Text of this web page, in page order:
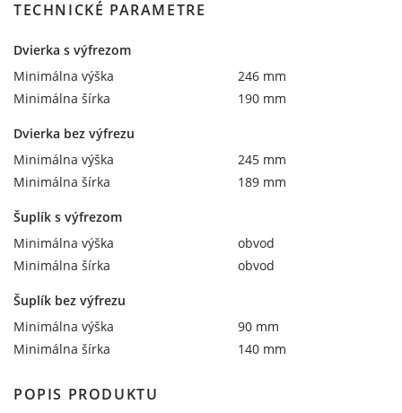
TECHNICKÉ PARAMETRE
Dvierka s výfrezom
Minimálna výška
246 mm
Minimálna šírka
190 mm
Dvierka bez výfrezu
Minimálna výška
245 mm
Minimálna šírka
189 mm
Šuplík s výfrezom
Minimálna výška
obvod
Minimálna šírka
obvod
Šuplík bez výfrezu
Minimálna výška
90 mm
Minimálna šírka
140 mm
POPIS PRODUKTU